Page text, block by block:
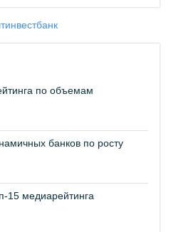
по объемам
банков по росту
15 медиарейтинга